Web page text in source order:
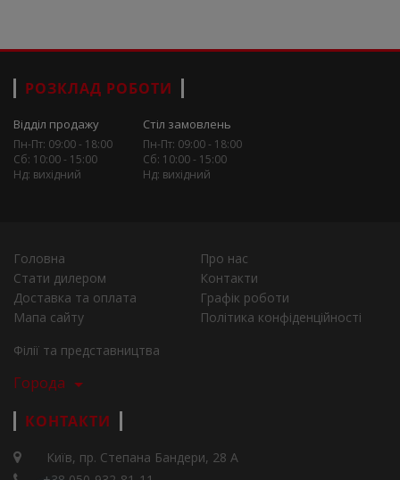
РОЗКЛАД РОБОТИ
Відділ продажу
Пн-Пт: 09:00 - 18:00
Сб: 10:00 - 15:00
Нд: вихідний
Стіл замовлень
Пн-Пт: 09:00 - 18:00
Сб: 10:00 - 15:00
Нд: вихідний
Головна
Про нас
Стати дилером
Контакти
Доставка та оплата
Графік роботи
Мапа сайту
Політика конфіденційності
Філії та представництва
Города
КОНТАКТИ
Київ, пр. Степана Бандери, 28 А